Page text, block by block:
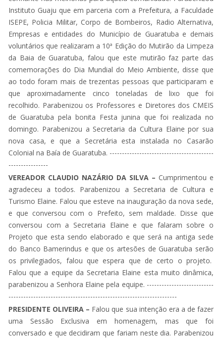
Instituto Guaju que em parceria com a Prefeitura, a Faculdade
ISEPE, Policia Militar, Corpo de Bombeiros, Radio Alternativa,
Empresas e entidades do Município de Guaratuba e demais
voluntários que realizaram a 10ª Edição do Mutirão da Limpeza
da Baia de Guaratuba, falou que este mutirão faz parte das
comemorações do Dia Mundial do Meio Ambiente, disse que
ao todo foram mais de trezentas pessoas que participaram e
que aproximadamente cinco toneladas de lixo que foi
recolhido. Parabenizou os Professores e Diretores dos CMEIS
de Guaratuba pela bonita Festa junina que foi realizada no
domingo. Parabenizou a Secretaria da Cultura Elaine por sua
nova casa, e que a Secretária esta instalada no Casarão
Colonial na Baía de Guaratuba. ------------------------------------------
----------------
VEREADOR CLAUDIO NAZÁRIO DA SILVA – Cumprimentou e
agradeceu a todos. Parabenizou a Secretaria de Cultura e
Turismo Elaine. Falou que esteve na inauguração da nova sede,
e que conversou com o Prefeito, sem maldade. Disse que
conversou com a Secretaria Elaine e que falaram sobre o
Projeto que esta sendo elaborado e que será na antiga sede
do Banco Bamerindus e que os artesões de Guaratuba serão
os privilegiados, falou que espera que de certo o projeto.
Falou que a equipe da Secretaria Elaine esta muito dinâmica,
parabenizou a Senhora Elaine pela equipe. ---------------------------
--------------------------------------------------------------------
PRESIDENTE OLIVEIRA – Falou que sua intenção era a de fazer
uma Sessão Exclusiva em homenagem, mas que foi
conversado e que decidiram que fariam neste dia. Parabenizou